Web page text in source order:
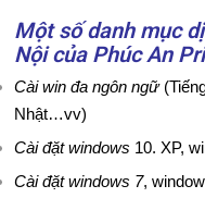
Ậ
T
B
Ả
Một số danh mục
Nội của Phúc An
Cài win đa ngôn ngữ
Nhật…vv)
Cài đặt windows 10. XP,
Cài đặt windows 7,